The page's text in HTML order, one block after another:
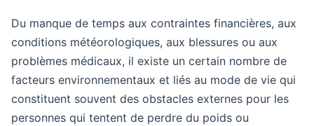
Du manque de temps aux contraintes financières, aux
conditions météorologiques, aux blessures ou aux
problèmes médicaux, il existe un certain nombre de
facteurs environnementaux et liés au mode de vie qui
constituent souvent des obstacles externes pour les
personnes qui tentent de perdre du poids ou